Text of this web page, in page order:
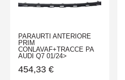
PARAURTI ANTERIORE
PRIM
CONLAVAF+TRACCE PA
AUDI Q7 01/24>
454,33 €